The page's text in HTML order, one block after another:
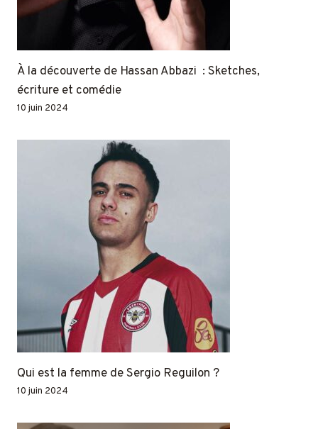
À la découverte de Hassan Abbazi : Sketches,
écriture et comédie
10 juin 2024
Qui est la femme de Sergio Reguilon ?
10 juin 2024